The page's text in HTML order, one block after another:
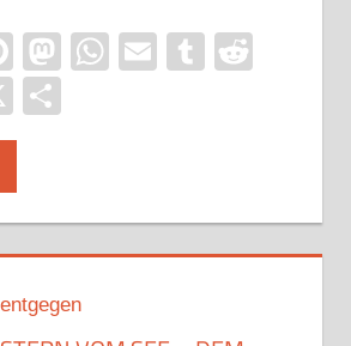
Pinterest
Mastodon
WhatsApp
EmailTumblr
X